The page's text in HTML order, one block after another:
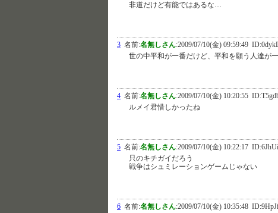
非道だけど有能ではあるな…
3 名前:名無しさん:2009/07/10(金) 09:59:49
世の中平和が一番だけど、平和を願う人達が
4 名前:名無しさん:2009/07/10(金) 10:20:55
ルメイ君惜しかったね
5 名前:名無しさん:2009/07/10(金) 10:22:17
只のキチガイだろう
戦争はシュミレーションゲームじゃない
6 名前:名無しさん:2009/07/10(金) 10:35:48